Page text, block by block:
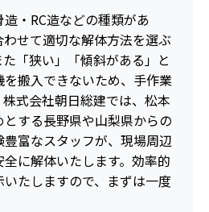
・RC造などの種類があ
わせて適切な解体方法を選ぶ
「狭い」「傾斜がある」と
搬入できないため、手作業
式会社朝日総建では、松本
する長野県や山梨県からの
富なスタッフが、現場周辺
に解体いたします。効率的
たしますので、まずは一度